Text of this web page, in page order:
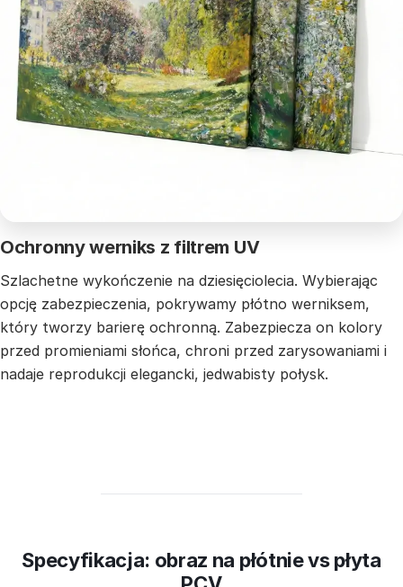
Ochronny werniks z filtrem UV
Szlachetne wykończenie na dziesięciolecia. Wybierając
opcję zabezpieczenia, pokrywamy płótno werniksem,
który tworzy barierę ochronną. Zabezpiecza on kolory
przed promieniami słońca, chroni przed zarysowaniami i
nadaje reprodukcji elegancki, jedwabisty połysk.
Specyfikacja: obraz na płótnie vs płyta